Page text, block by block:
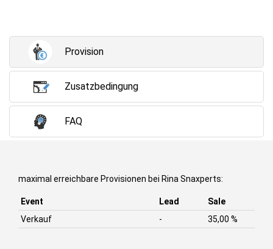
Provision
Zusatzbedingung
FAQ
maximal erreichbare Provisionen bei Rina Snaxperts:
Event Lead
Sale
Verkauf
- 35,00 %